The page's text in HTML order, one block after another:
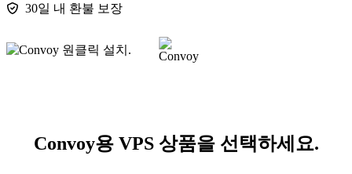
30일 내 환불 보장
Convoy용 VPS 상품을 선택하세요.